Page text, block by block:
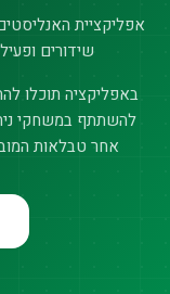
אפליקציית
שידורים
באפליקציה תוכלו
להשתתף במשחקי
אחר טבלאות